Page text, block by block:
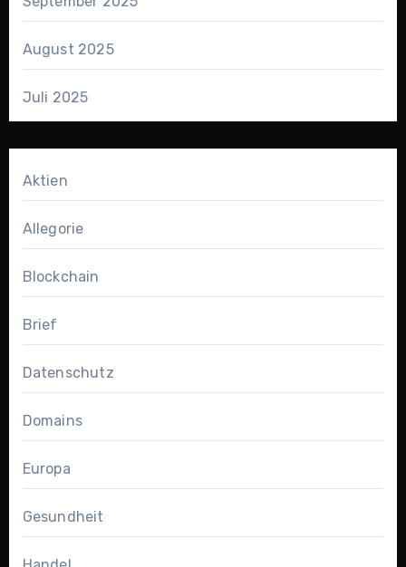
August 2025
Juli 2025
Aktien
Allegorie
Blockchain
Brief
Datenschutz
Domains
Europa
Gesundheit